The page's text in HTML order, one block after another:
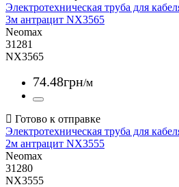
Электротехническая труба для
3м антрацит NX3565
Neomax
31281
NX3565
74.48грн/м
Электротехническая труба для
2м антрацит NX3555
Neomax
31280
NX3555